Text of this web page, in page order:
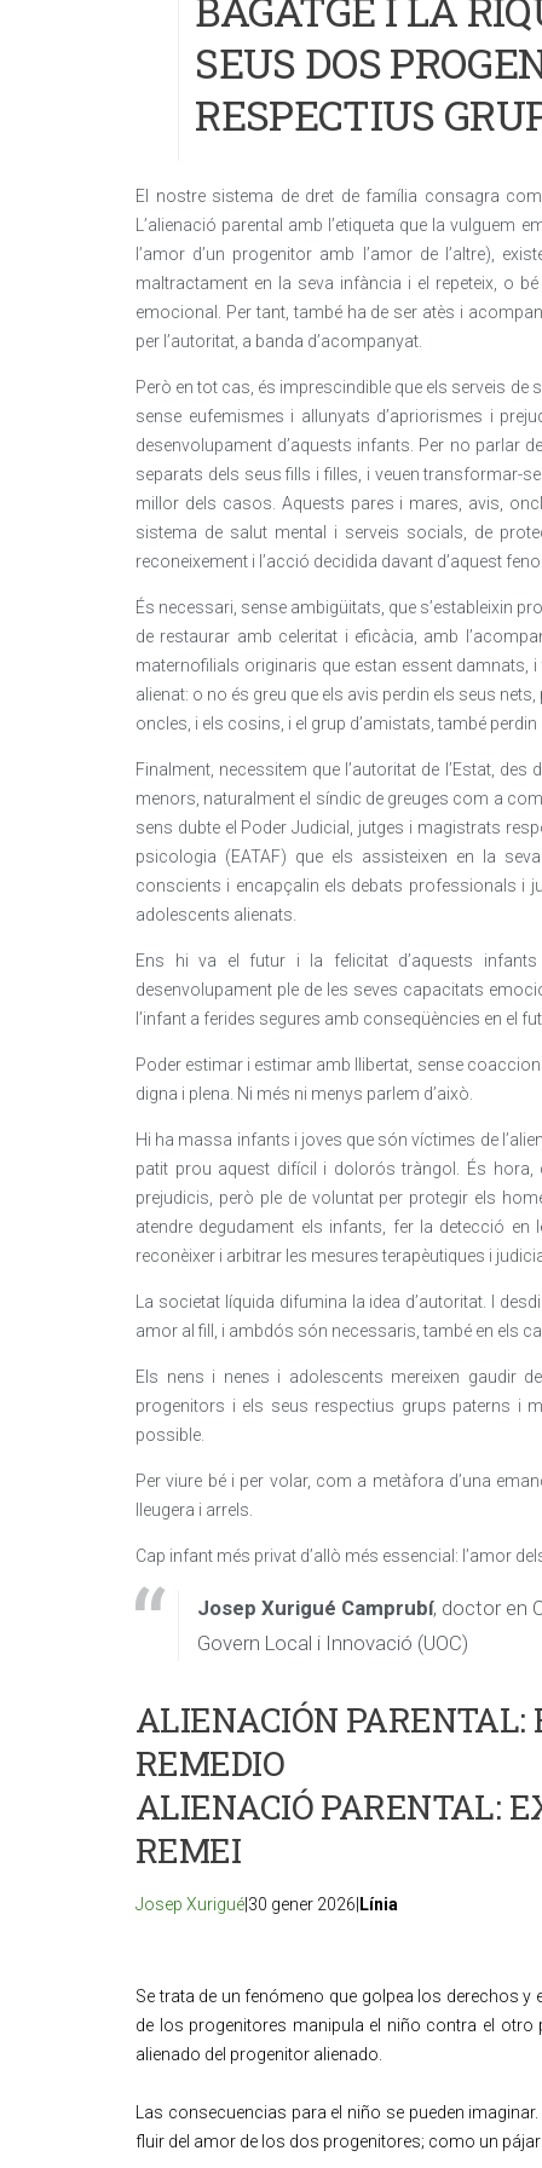
SEUS DOS
RESPECTIUS
El nostre sistema de dret de família consagra
L’alienació parental amb l’etiqueta que la
l’amor d’un progenitor amb l’amor de l’altre),
maltractament en la seva infància i el repeteix, o
emocional. Per tant, també ha de ser atès i
per l’autoritat, a banda d’acompanyat.
Però en tot cas, és imprescindible que els serveis
sense eufemismes i allunyats d’apriorismes i
desenvolupament d’aquests infants. Per no parlar
separats dels seus fills i filles, i veuen transformar-
millor dels casos. Aquests pares i mares, avis,
sistema de salut mental i serveis socials, de
reconeixement i l’acció decidida davant d’aquest
És necessari, sense ambigüitats, que s’estableixin
de restaurar amb celeritat i eficàcia, amb
maternofilials originaris que estan essent damnats,
alienat: o no és greu que els avis perdin els seus
oncles, i els cosins, i el grup d’amistats, també
Finalment, necessitem que l’autoritat de l’Estat,
menors, naturalment el síndic de greuges com a
sens dubte el Poder Judicial, jutges i magistrats
psicologia (EATAF) que els assisteixen en la
conscients i encapçalin els debats professionals i
adolescents alienats.
Ens hi va el futur i la felicitat d’aquests
desenvolupament ple de les seves capacitats
l’infant a ferides segures amb conseqüències en el
Poder estimar i estimar amb llibertat, sense
digna i plena. Ni més ni menys parlem d’això.
Hi ha massa infants i joves que són víctimes de
patit prou aquest difícil i dolorós tràngol. És
prejudicis, però ple de voluntat per protegir els
atendre degudament els infants, fer la detecció
reconèixer i arbitrar les mesures terapèutiques i
La societat líquida difumina la idea d’autoritat. I
amor al fill, i ambdós són necessaris, també en els
Els nens i nenes i adolescents mereixen gaudir
progenitors i els seus respectius grups paterns i
possible.
Per viure bé i per volar, com a metàfora d’una
lleugera i arrels.
Cap infant més privat d’allò més essencial: l’amor
Josep Xurigué Camprubí, doctor en
Govern Local i Innovació (UOC)
ALIENACIÓN PARENTAL:
REMEDIO
ALIENACIÓ PARENTAL:
REMEI
Josep Xurigué |30 gener 2026| Línia
Se trata de un fenómeno que golpea los derechos
de los progenitores manipula el niño contra el otro
alienado del progenitor alienado.
Las consecuencias para el niño se pueden
fluir del amor de los dos progenitores; como un